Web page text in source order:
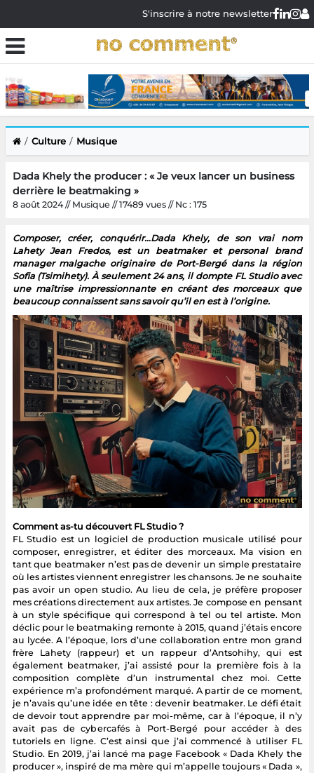
S'inscrire à notre newsletter
Culture Musique
Dada Khely the producer : « Je veux lancer un business
derrière le beatmaking »
8 août 2024 // Musique // 17489 vues // Nc : 175
Composer, créer, conquérir…Dada Khely, de son vrai nom
Lahety Jean Fredos, est un beatmaker et personal brand
manager malgache originaire de Port-Bergé dans la région
Sofia (Tsimihety). À seulement 24 ans, il dompte FL Studio avec
une maîtrise impressionnante en créant des morceaux que
beaucoup connaissent sans savoir qu’il en est à l’origine.
Comment as-tu découvert FL Studio ?
FL Studio est un logiciel de production musicale utilisé pour
composer, enregistrer, et éditer des morceaux. Ma vision en
tant que beatmaker n’est pas de devenir un simple prestataire
où les artistes viennent enregistrer les chansons. Je ne souhaite
pas avoir un open studio. Au lieu de cela, je préfère proposer
mes créations directement aux artistes. Je compose en pensant
à un style spécifique qui correspond à tel ou tel artiste. Mon
déclic pour le beatmaking remonte à 2015, quand j’étais encore
au lycée. A l’époque, lors d’une collaboration entre mon grand
frère Lahety (rappeur) et un rappeur d’Antsohihy, qui est
également beatmaker, j’ai assisté pour la première fois à la
composition complète d’un instrumental chez moi. Cette
expérience m’a profondément marqué. A partir de ce moment,
je n’avais qu’une idée en tête : devenir beatmaker. Le défi était
de devoir tout apprendre par moi-même, car à l’époque, il n’y
avait pas de cybercafés à Port-Bergé pour accéder à des
tutoriels en ligne. C’est ainsi que j’ai commencé à utiliser FL
Studio. En 2019, j’ai lancé ma page Facebook « Dada Khely the
producer », inspiré de ma mère qui m’appelle toujours « Dada »,